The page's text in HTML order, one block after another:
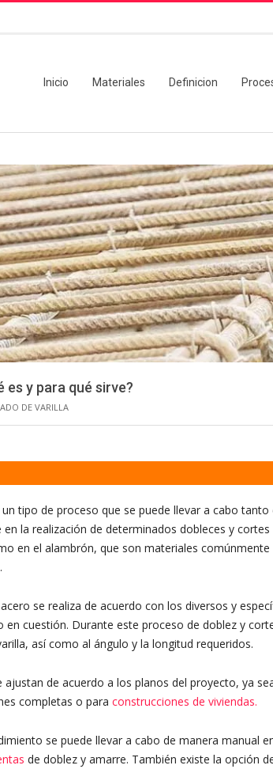
Inicio Materiales Definicion
es y para qué sirve?
DE VARILLA
un tipo de proceso que se puede llevar a cabo tanto
la realización de determinados dobleces y cortes
en el alambrón, que son materiales comúnmente
se realiza de acuerdo con los diversos y
en cuestión. Durante este proceso de doblez y
así como al ángulo y la longitud requeridos.
de acuerdo a los planos del proyecto, ya
completas o para construcciones de viviendas.
se puede llevar a cabo de manera manual
de doblez y amarre. También existe la opción